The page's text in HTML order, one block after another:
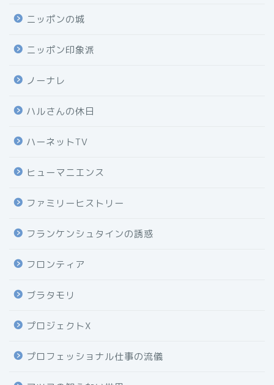
ニッポンの城
ニッポン印象派
ノーナレ
ハルさんの休日
ハーネットTV
ヒューマニエンス
ファミリーヒストリー
フランケンシュタインの誘惑
フロンティア
ブラタモリ
プロジェクトX
プロフェッショナル仕事の流儀